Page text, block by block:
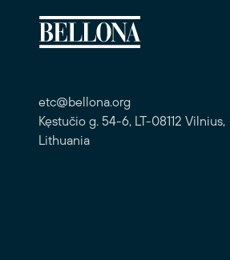
etc@bellona.org
Kęstučio g. 54-6, LT-08112 Vilnius,
Lithuania